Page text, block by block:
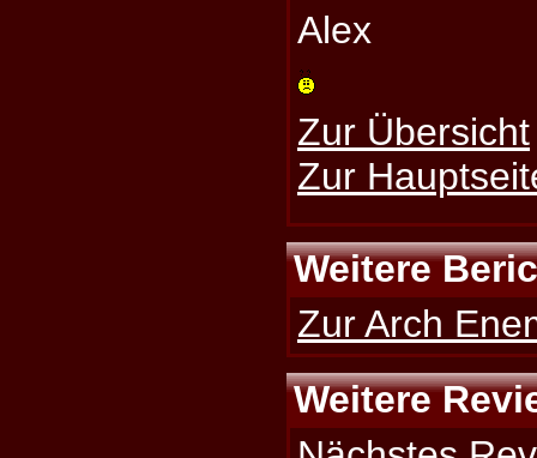
Alex
Zur Übersicht
Zur
Weitere
Zur Arch
Weitere